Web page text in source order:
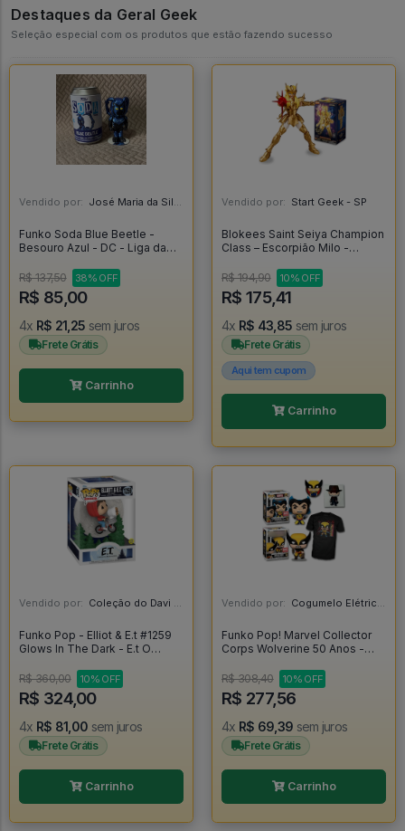
Destaques da Geral Geek
Seleção especial com os produtos que estão fazendo sucesso
Vendido por: José Maria da Silva Junior - AL
Funko Soda Blue Beetle -
Besouro Azul - DC - Liga da
R$ 137,50
38% OFF
R$ 85,00
4x R$ 21,25 sem juros
Frete Grátis
Carrinho
Vendido por: Start Geek - SP
Blokees Saint Seiya Champion
Class – Escorpião Milo -
R$ 194,90
10% OFF
R$ 175,41
4x R$ 43,85 sem juros
Frete Grátis
Aqui tem cupom
Carrinho
Vendido por: Coleção do Davi - RJ
Funko Pop - Elliot & E.t #1259
Glows In The Dark - E.t O
Terrestre #1259
R$ 360,00 10% OFF
R$ 324,00
4x R$ 81,00 sem juros
Frete Grátis
Carrinho
Vendido por: Cogumelo Elétrico - SP
Funko Pop! Marvel Collector
Corps Wolverine 50 Anos -
R$ 308,40
10% OFF
R$ 277,56
4x R$ 69,39 sem juros
Frete Grátis
Carrinho